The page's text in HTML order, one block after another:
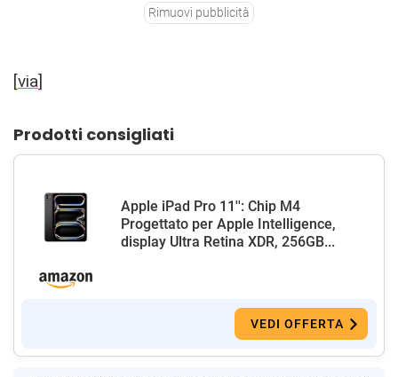
Rimuovi pubblicità
[via]
Prodotti consigliati
Apple iPad Pro 11'': Chip M4
Progettato per Apple Intelligence,
display Ultra Retina XDR, 256GB...
VEDI OFFERTA